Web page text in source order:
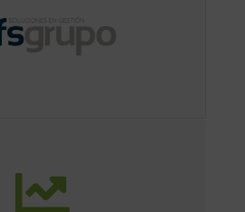
iniciativas anuales de
sobre múltiples